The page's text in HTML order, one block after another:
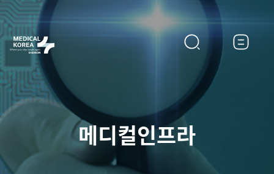
메디컬인프라